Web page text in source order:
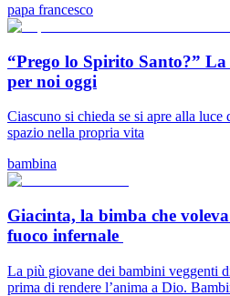
papa francesco
“Prego lo Spirito Santo?”
per noi oggi
Ciascuno si chieda se si apre alla
spazio nella propria vita
bambina
Giacinta, la bimba che
fuoco infernale
La più giovane dei bambini veggenti
prima di rendere l’anima a Dio.